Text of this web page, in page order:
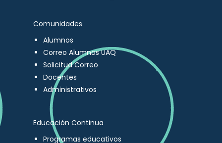
Comunidades
Alumnos
Correo Alumnos UAQ
Solicitud Correo
Docentes
Administrativos
Educación Continua
Programas educativos